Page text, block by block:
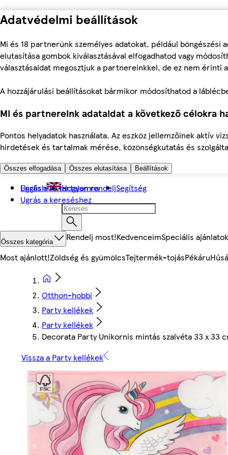
Adatvédelmi beállítások
Mi és 18 partnerünk személyes adatokat, például böngészési
elutasítása gombok kiválasztásával elfogadhatod vagy
választásaidat megosztjuk a partnereinkkel, de ez nem érinti
A hozzájárulási beállításokat bármikor módosíthatod a
Mi és partnereink adataidat a következő célokra
Pontos helyadatok használata. Az eszköz jellemzőinek aktív
hirdetések és tartalmak mérése, közönségkutatás és
Összes elfogadása Összes elutasítása Beállítások
Ugrás a fő tartalomra
Ugrás a kereséshez
English Hogyan rendeljSegítség
Összes kategória Rendelj most!KedvenceimSpeciális ajánlatok
Most ajánlott!Zöldség és gyümölcsTejtermék-tojásPékáru
Otthon-hobbi
Party kellékek
Party kellékek
Decorata Party Unikornis mintás szalvéta 33 x 33
Vissza a Party kellékek